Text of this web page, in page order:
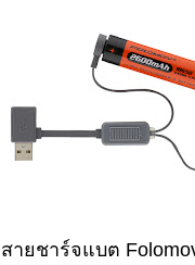
สายชาร์จแบต